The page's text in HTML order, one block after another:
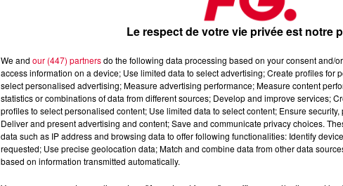
Le respect de votre vie privée est notre
We and our (447) partnersdo the following data processing based on your consent and/
access information on a device; Use limited data to select advertising; Create profiles for
select personalised advertising; Measure advertising performance; Measure content
statistics or combinations of data from different sources; Develop and improve services;
profiles to select personalised content; Use limited data to select content; Ensure
Deliver and present advertising and content; Save and communicate privacy choices.
data such as IP address and browsing data to offer following functionalities: Identify
requested; Use precise geolocation data; Match and combine data from other data
based on information transmitted automatically.